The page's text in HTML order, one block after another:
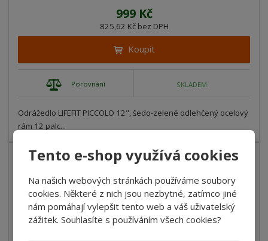
Tento e-shop využívá cookies
Na našich webových stránkách používáme soubory
cookies. Některé z nich jsou nezbytné, zatímco jiné
nám pomáhají vylepšit tento web a váš uživatelský
zážitek. Souhlasíte s používáním všech cookies?
999 Kč
825,62 Kč bez DPH
Koupit
Porovnání SKLADEM
Odrážedlo LIFEFIT PICCOLO 12", šedo-zelené odlehčený ocelový
rám 12 palc...